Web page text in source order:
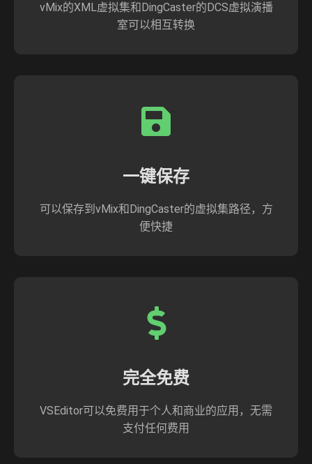
vMix的XML虚拟集和DingCaster的DCS虚拟演播
室可以相互转换
一键保存
可以保存到vMix和DingCaster的虚拟集路径，方
便快捷
完全免费
VSEditor可以免费用于个人和商业的应用，无需
支付任何费用